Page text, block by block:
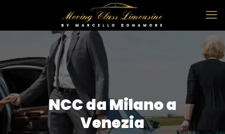
NCC da Milano a
Venezia